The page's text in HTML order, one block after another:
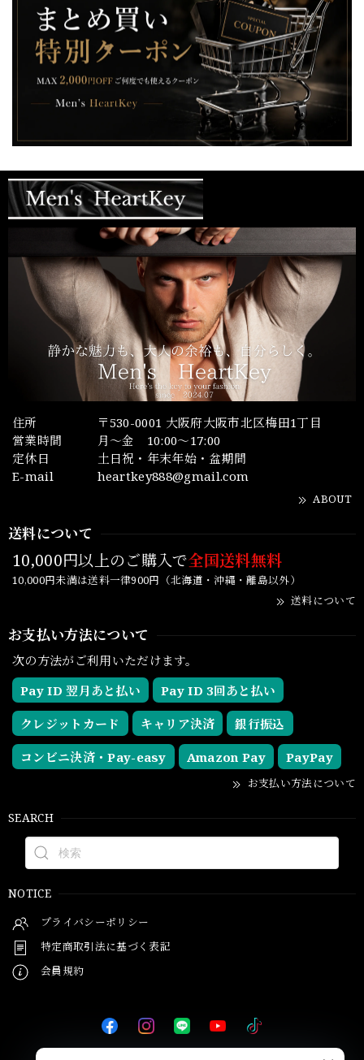
住所
〒530-0001 大阪府大阪市北区梅田1丁目
営業時間
月～金 10:00～17:00
定休日
土日祝・年末年始・盆期間
E-mail
heartkey888@gmail.com
ABOUT
送料について
10,000円以上のご購入で全国送料無料
10,000円未満は送料一律900円（北海道・沖縄・離島以外）
送料について
お支払い方法について
次の方法がご利用いただけます。
Pay ID 翌月あと払い
Pay ID 3回あと払い
クレジットカード キャリア決済 銀行振込
コンビニ決済・Pay-easy Amazon Pay PayPay
お支払い方法について
SEARCH
NOTICE
プライバシーポリシー
特定商取引法に基づく表記
会員規約